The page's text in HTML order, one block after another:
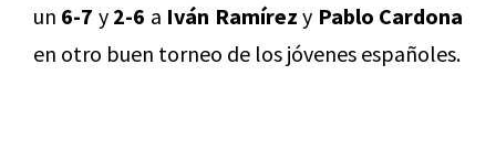
un 6-7 y 2-6 a Iván Ramírez y Pablo Cardona
en otro buen torneo de los jóvenes españoles.